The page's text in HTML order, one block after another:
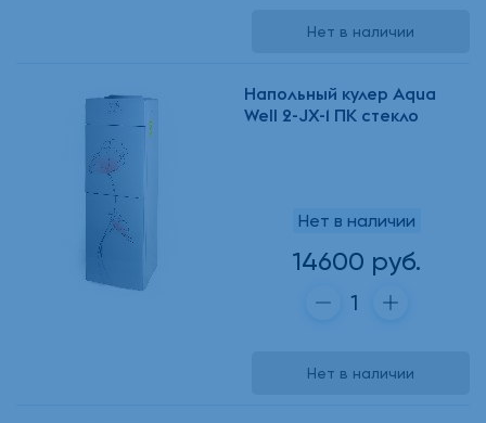
Нет в наличии
Напольный кулер Aqua
Well 2-JX-1 ПК стекло
Нет в наличии
14600 руб.
Нет в наличии